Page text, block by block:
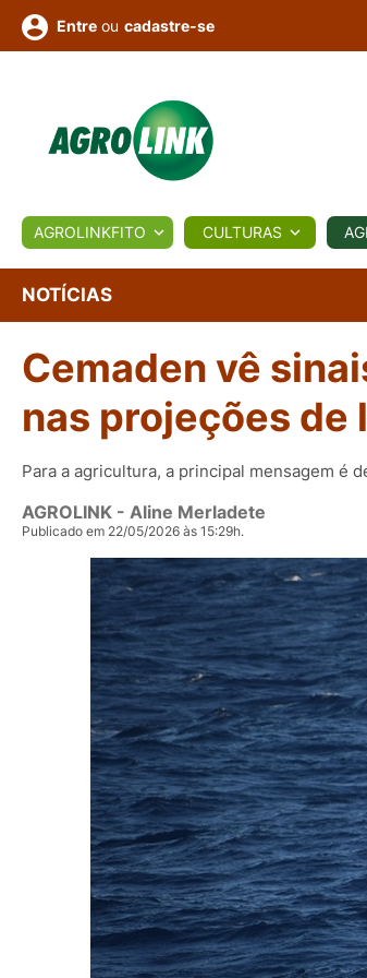
BIOLÓGICOS COTAÇÕES
Conversor Colunistas Eventos
Fotos
e
Entre ou cadastre-se
AGROLINKFITO CULTURAS
NOTÍCIAS
Cemaden vê
nas projeções de
Para a agricultura, a principal mensagem é
AGROLINK - Aline Merladete
Publicado em 22/05/2026 às 15:29h.